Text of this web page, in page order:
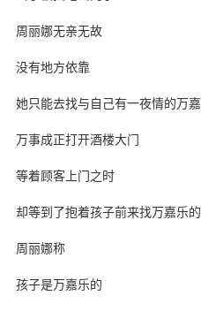
周丽娜无亲无故
没有地方依靠
她只能去找与自己有一夜情的万
万事成正打开酒楼大门
等着顾客上门之时
却等到了抱着孩子前来找万嘉乐
周丽娜称
孩子是万嘉乐的